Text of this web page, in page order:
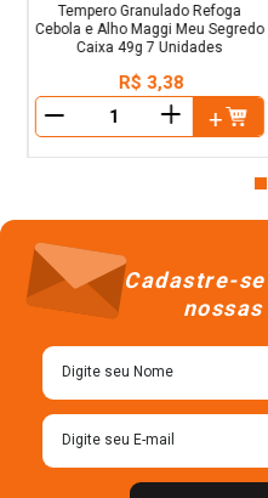
Tempero Granulado Refoga
Cebola e Alho Maggi Meu Segredo
Caixa 49g 7 Unidades
R$ 3,38
＋
Cadastre-